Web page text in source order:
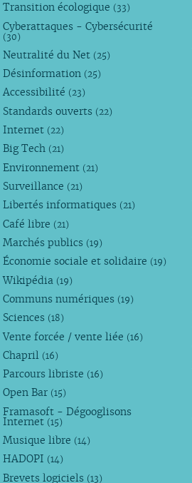
Transition écologique (33)
Cyberattaques - Cybersécurité
(30)
Neutralité du Net (25)
Désinformation (25)
Accessibilité (23)
Standards ouverts (22)
Internet (22)
Big Tech (21)
Environnement (21)
Surveillance (21)
Libertés informatiques (21)
Café libre (21)
Marchés publics (19)
Économie sociale et solidaire (19)
Wikipédia (19)
Communs numériques (19)
Sciences (18)
Vente forcée / vente liée (16)
Chapril (16)
Parcours libriste (16)
Open Bar (15)
Framasoft - Dégooglisons
Internet (15)
Musique libre (14)
HADOPI (14)
Brevets logiciels (13)